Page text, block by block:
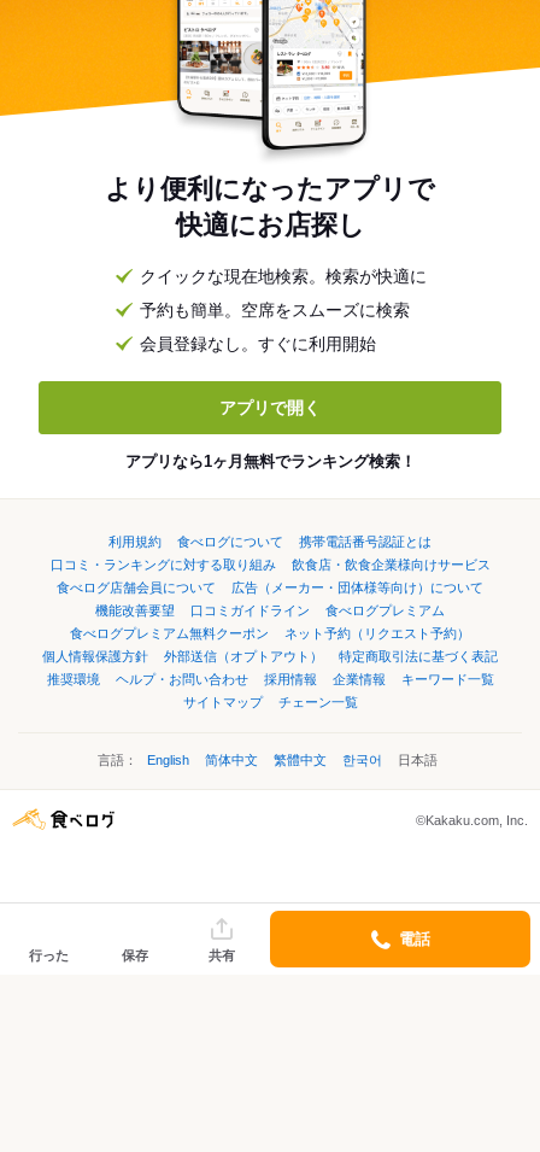
より便利になったアプリで
快適にお店探し
クイックな現在地検索。検索が快適に
予約も簡単。空席をスムーズに検索
会員登録なし。すぐに利用開始
アプリで開く
アプリなら1ヶ月無料でランキング検索！
利用規約 食べログについて
携帯電話番号認証とは
口コミ・ランキングに対する取り組み
飲食店・飲食企業様向けサービス
食べログ店舗会員について
広告（メーカー・団体様等向け）について
機能改善要望
口コミガイドライン
食べログプレミアム
食べログプレミアム無料クーポン
ネット予約（リクエスト予約）
個人情報保護方針
外部送信（オプトアウト）
特定商取引法に基づく表記
推奨環境
ヘルプ・お問い合わせ 採用情報 企業情報
キーワード一覧
サイトマップ
チェーン一覧
言語： English 简体中文 繁體中文 한국어 日本語
©Kakaku.com, Inc.
行った 保存 共有
電話